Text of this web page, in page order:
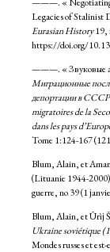
Legacies of Stalinist
Eurasian History19,
https://doi.org/
———. « Звуковые
Миграционные
депортации в СССР
migratoires de la
dans les pays
Tome 1:124-167
Blum, Alain, et
(Lituanie 1944-
guerre, no 39 (1
Blum, Alain, et Ûrìj
Ukraine soviétique
Mondes russes et